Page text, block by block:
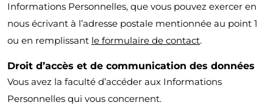
Informations Personnelles, que vous pouvez exercer en
nous écrivant à l’adresse postale mentionnée au point 1
ou en remplissant le formulaire de contact.
Droit d’accès et de communication des données
Vous avez la faculté d’accéder aux Informations
Personnelles qui vous concernent.